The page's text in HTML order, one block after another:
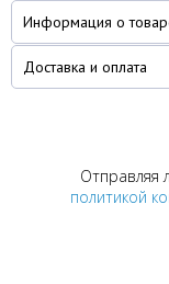
Информация о
Доставка и оплата
Отправляя
политикой